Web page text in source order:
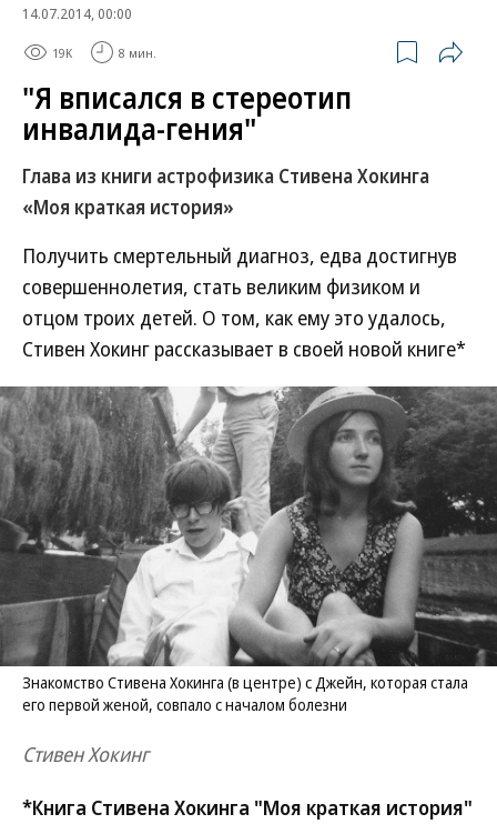
14.07.2014, 00:00
19K 8 мин.
"Я вписался в стереотип
инвалида-гения"
Глава из книги астрофизика Стивена Хокинга
«Моя краткая история»
Получить смертельный диагноз, едва достигнув
совершеннолетия, стать великим физиком и
отцом троих детей. О том, как ему это удалось,
Стивен Хокинг рассказывает в своей новой книге*
Знакомство Стивена Хокинга (в центре) с Джейн, которая стала
его первой женой, совпало с началом болезни
Стивен Хокинг
*Книга Стивена Хокинга "Моя краткая история"